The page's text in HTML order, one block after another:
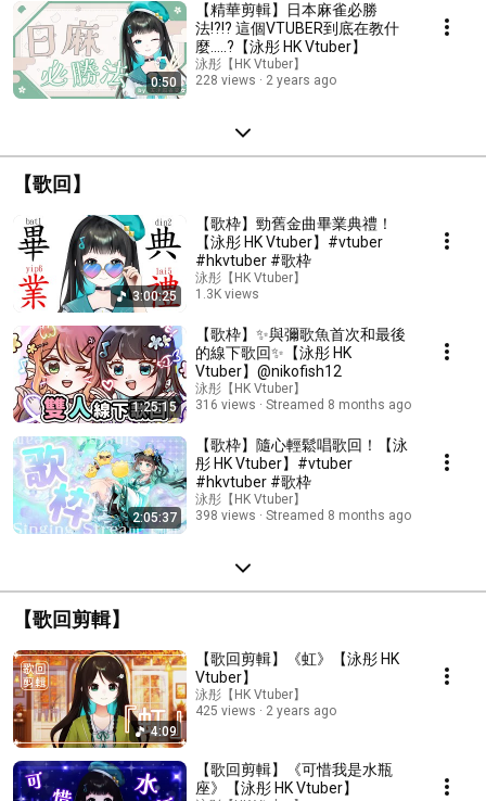
0:50
【精華剪輯】日本麻雀必勝
法!?!? 這個VTUBER到底在教什
麼.....?【泳彤 HK Vtuber】
泳彤【HK Vtuber】
228 views
2 years ago
【歌回】
3:00:25
【歌枠】勁舊金曲畢業典禮！
【泳彤 HK Vtuber】#vtuber
#hkvtuber #歌枠
泳彤【HK Vtuber】
1.3K views
1:25:15
【歌枠】✨與彌歌魚首次和最後
的線下歌回✨【泳彤 HK
Vtuber】@nikofish12
泳彤【HK Vtuber】
316 views
Streamed 8 months ago
2:05:37
【歌枠】隨心輕鬆唱歌回！【泳
彤 HK Vtuber】#vtuber
#hkvtuber #歌枠
泳彤【HK Vtuber】
398 views
Streamed 8 months ago
【歌回剪輯】
4:09
【歌回剪輯】《虹》【泳彤 HK
Vtuber】
泳彤【HK Vtuber】
425 views
2 years ago
【歌回剪輯】《可惜我是水瓶
座》【泳彤 HK Vtuber】